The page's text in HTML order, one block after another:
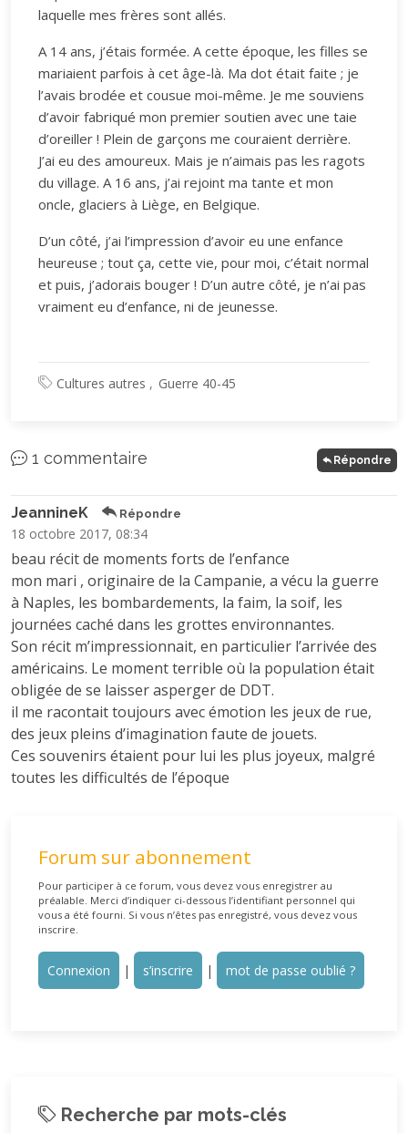
laquelle mes frères sont allés.
A 14 ans, j’étais formée. A cette époque, les filles se
mariaient parfois à cet âge-là. Ma dot était faite ; je
l’avais brodée et cousue moi-même. Je me souviens
d’avoir fabriqué mon premier soutien avec une taie
d’oreiller ! Plein de garçons me couraient derrière.
J’ai eu des amoureux. Mais je n’aimais pas les ragots
du village. A 16 ans, j’ai rejoint ma tante et mon
oncle, glaciers à Liège, en Belgique.
D’un côté, j’ai l’impression d’avoir eu une enfance
heureuse ; tout ça, cette vie, pour moi, c’était normal
et puis, j’adorais bouger ! D’un autre côté, je n’ai pas
vraiment eu d’enfance, ni de jeunesse.
Cultures autres Guerre 40-45
1 commentaire Répondre
JeannineK Répondre
18 octobre 2017, 08:34
beau récit de moments forts de l’enfance
mon mari , originaire de la Campanie, a vécu la guerre
à Naples, les bombardements, la faim, la soif, les
journées caché dans les grottes environnantes.
Son récit m’impressionnait, en particulier l’arrivée des
américains. Le moment terrible où la population était
obligée de se laisser asperger de DDT.
il me racontait toujours avec émotion les jeux de rue,
des jeux pleins d’imagination faute de jouets.
Ces souvenirs étaient pour lui les plus joyeux, malgré
toutes les difficultés de l’époque
Forum sur abonnement
Pour participer à ce forum, vous devez vous enregistrer au
préalable. Merci d’indiquer ci-dessous l’identifiant personnel qui
vous a été fourni. Si vous n’êtes pas enregistré, vous devez vous
inscrire.
Connexion | s’inscrire | mot de passe oublié ?
Recherche par mots-clés